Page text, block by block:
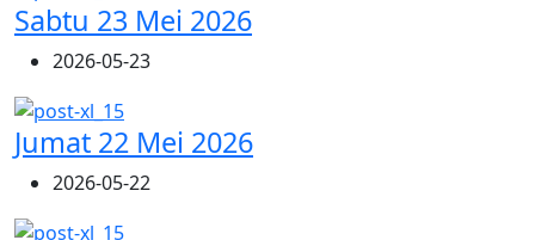
Sabtu 23 Mei 2026
2026-05-23
Jumat 22 Mei 2026
2026-05-22